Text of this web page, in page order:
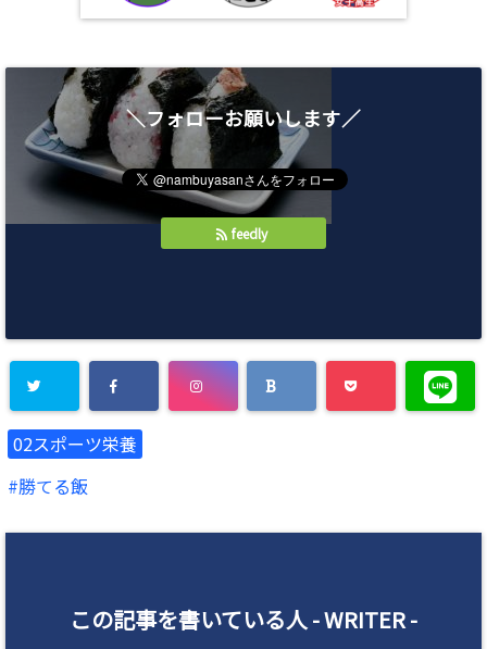
＼フォローお願いします／
feedly
02スポーツ栄養
勝てる飯
この記事を書いている人 -WRITER-